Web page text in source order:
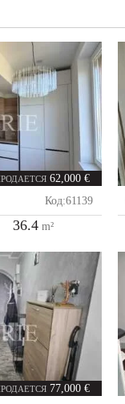
62,000 €
Код:61139
36.4 m²
77,000 €